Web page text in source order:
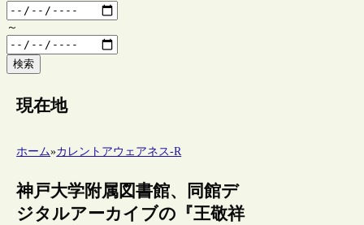
～
検索
現在地
ホーム»カレントアウェアネス-R
神戸大学附属図書館、同館デ
ジタルアーカイブの『王敬祥